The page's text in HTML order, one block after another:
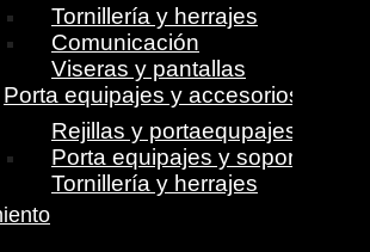
Tornillería y herrajes
Comunicación
Viseras y pantallas
Porta equipajes y accesorios
Rejillas y portaequpajes
Porta equipajes y soportes
Tornillería y herrajes